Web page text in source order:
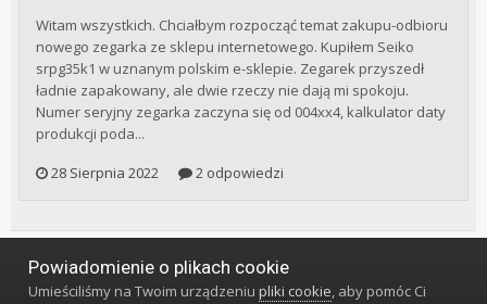
Witam wszystkich. Chciałbym rozpocząć temat zakupu-odbioru
nowego zegarka ze sklepu internetowego. Kupiłem Seiko
srpg35k1 w uznanym polskim e-sklepie. Zegarek przyszedł
ładnie zapakowany, ale dwie rzeczy nie dają mi spokoju.
Numer seryjny zegarka zaczyna się od 004xx4, kalkulator daty
produkcji poda...
28 Sierpnia 2022
2 odpowiedzi
Język Styl Polityka prywatności
Klub Miłośników Zegarów i Zegarków
Powiadomienie o plikach cookie
Umieściliśmy na Twoim urządzeniupliki cookie, aby pomóc Ci